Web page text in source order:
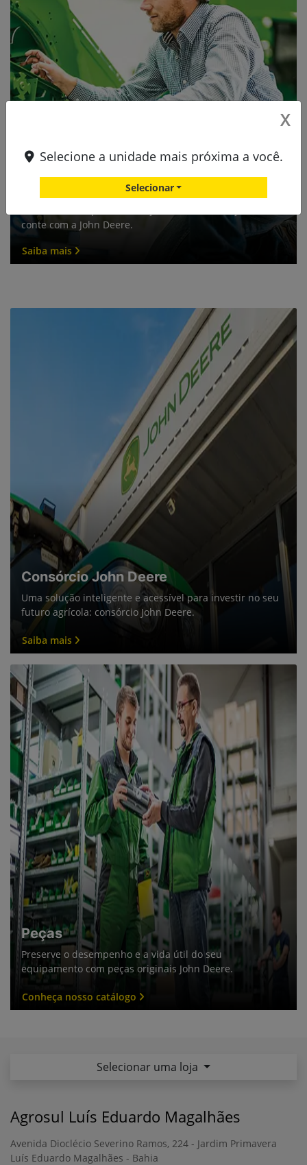
conte com a John Deere.
Saiba mais
Consórcio John Deere
Uma solução inteligente e acessível para investir no seu
futuro agrícola: consórcio John Deere.
Saiba mais
Peças
Preserve o desempenho e a vida útil do seu
equipamento com peças originais John Deere.
Conheça nosso catálogo
Selecionar uma loja
Agrosul Luís Eduardo Magalhães
Avenida Dioclécio Severino Ramos, 224 - Jardim Primavera
Luís Eduardo Magalhães - Bahia
X
Selecione a unidade mais próxima a você.
Selecionar